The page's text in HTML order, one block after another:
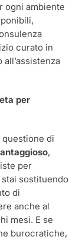
ogni ambiente
curato in
per
di
,
per
sostituendo
di
anche al
mesi. E se
burocratiche,